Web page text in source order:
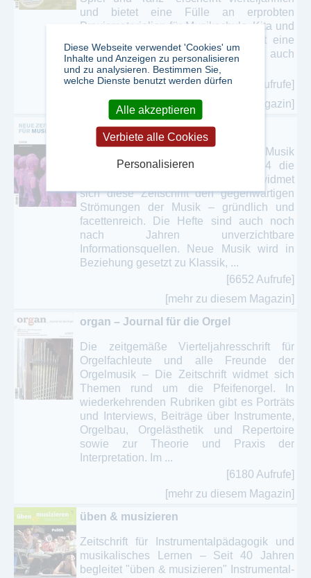
und bietet eine Fülle an erprobten
Praxismaterialien für Musikschule, Kita und
die freie Praxis. Jedes Heft enthält eine
Musik- und Material-CD (alle Inhalte auch
als ...
[1822 Aufrufe]
[mehr zu diesem Magazin]
Neue Zeitschrift für Musik
Das Leitmedium für zeitgenössische Musik
– Robert Schumann gründete 1834 die
Neue Zeitschrift für Musik. Seitdem widmet
sich diese Zeitschrift den gegenwärtigen
Strömungen der Musik – gründlich und
facettenreich. Die Hefte sind auch noch
nach Jahren unverzichtbare
Informationsquellen. Neue Musik wird in
Beziehung gesetzt zu Klassik, ...
[6652 Aufrufe]
[mehr zu diesem Magazin]
organ – Journal für die Orgel
Die zeitgemäße Vierteljahresschrift für
Orgelfachleute und alle Freunde der
Orgelmusik – Die Zeitschrift widmet sich
Themen rund um die Pfeifenorgel. In
wiederkehrenden Rubriken gibt es Porträts
und Interviews, Beiträge über Instrumente,
Orgelbau, Orgelästhetik und Repertoire
sowie zur Theorie und Praxis der
Interpretation. Im ...
[6180 Aufrufe]
[mehr zu diesem Magazin]
üben & musizieren
Zeitschrift für Instrumentalpädagogik und
musikalisches Lernen – Seit 40 Jahren
begleitet "üben & musizieren" Instrumental-
Diese Webseite verwendet 'Cookies' um
Inhalte und Anzeigen zu personalisieren
und zu analysieren. Bestimmen Sie,
welche Dienste benutzt werden dürfen
Alle akzeptieren
Verbiete alle Cookies
Personalisieren